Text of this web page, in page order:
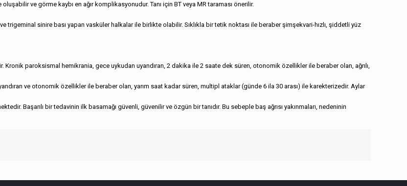
ve görme kaybı en ağır komplikasyonudur. Tanı için BT veya MR taraması önerilir.
sinire bası yapan vasküler halkalar ile birlikte olabilir. Sıklıkla bir tetik noktası ile beraber şimşekvari-hızlı, şiddetli yüz
paroksismal hemikrania, gece uykudan uyandıran, 2 dakika ile 2 saate dek süren, otonomik özellikler ile beraber olan, ağrılı,
ve otonomik özellikler ile beraber olan, yarım saat kadar süren, multipl ataklar (günde 6 ila 30 arası) ile karekterizedir. Aylar
Başarılı bir tedavinin ilk basamağı güvenli, güvenilir ve özgün bir tanıdır. Bu sebeple baş ağrısı yakınmaları, nedeninin